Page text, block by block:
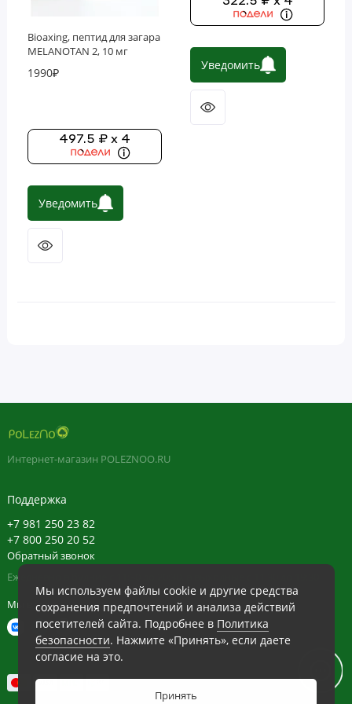
Bioaxing, пептид для загара
MELANOTAN 2, 10 мг
1990₽
497.5 ₽ x 4
Уведомить
Уведомить
Мы используем файлы cookie и другие средства
сохранения предпочтений и анализа действий
посетителей сайта. Подробнее в Политика
безопасности. Нажмите «Принять», если даете
согласие на это.
Принять
Интернет-магазин POLEZNOO.RU
Поддержка
+7 981 250 23 82
+7 800 250 20 52
Обратный звонок
Ежедневно в будние с 11:30 до 20:30, в выходные с 11:30 до 19:30
Мы в сети